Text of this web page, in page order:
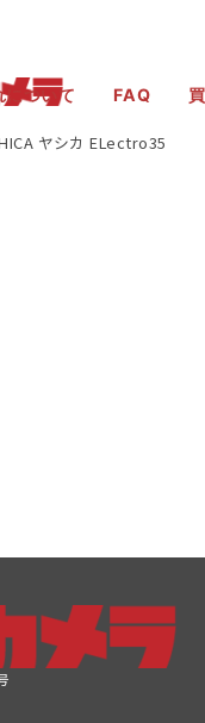
について FAQ
ヤシカ ELectro35